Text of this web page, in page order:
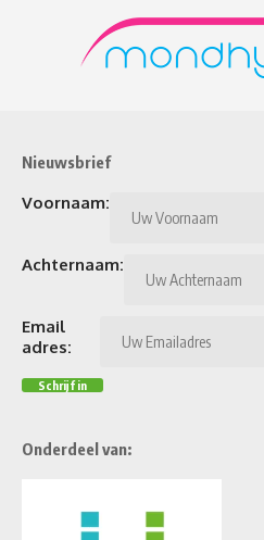
Nieuwsbrief
Voornaam:
Achternaam:
Email
adres:
Onderdeel van: